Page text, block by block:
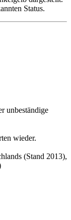
Status.
unbeständige
wieder.
(Stand 2013),